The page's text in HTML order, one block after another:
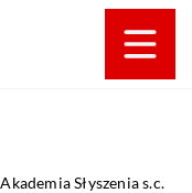
Akademia Słyszenia s.c.